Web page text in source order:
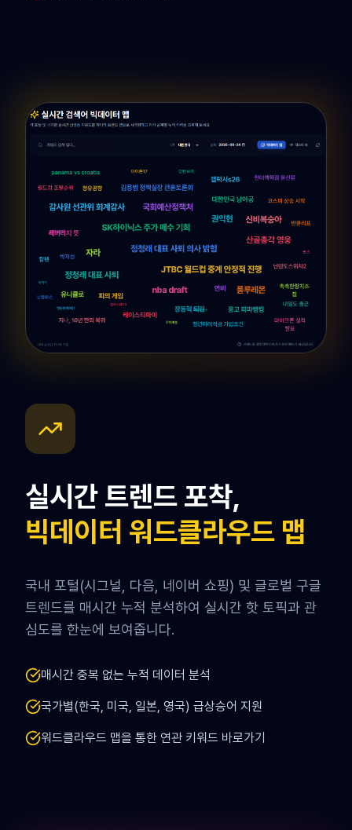
실시간 트렌드 포착,
빅데이터 워드클라우드 맵
국내 포털(시그널, 다음, 네이버 쇼핑) 및 글로벌 구글
트렌드를 매시간 누적 분석하여 실시간 핫 토픽과 관
심도를 한눈에 보여줍니다.
매시간 중복 없는 누적 데이터 분석
국가별(한국, 미국, 일본, 영국) 급상승어 지원
워드클라우드 맵을 통한 연관 키워드 바로가기